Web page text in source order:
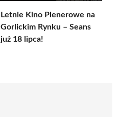
Letnie Kino Plenerowe na
Gorlickim Rynku – Seans
już 18 lipca!